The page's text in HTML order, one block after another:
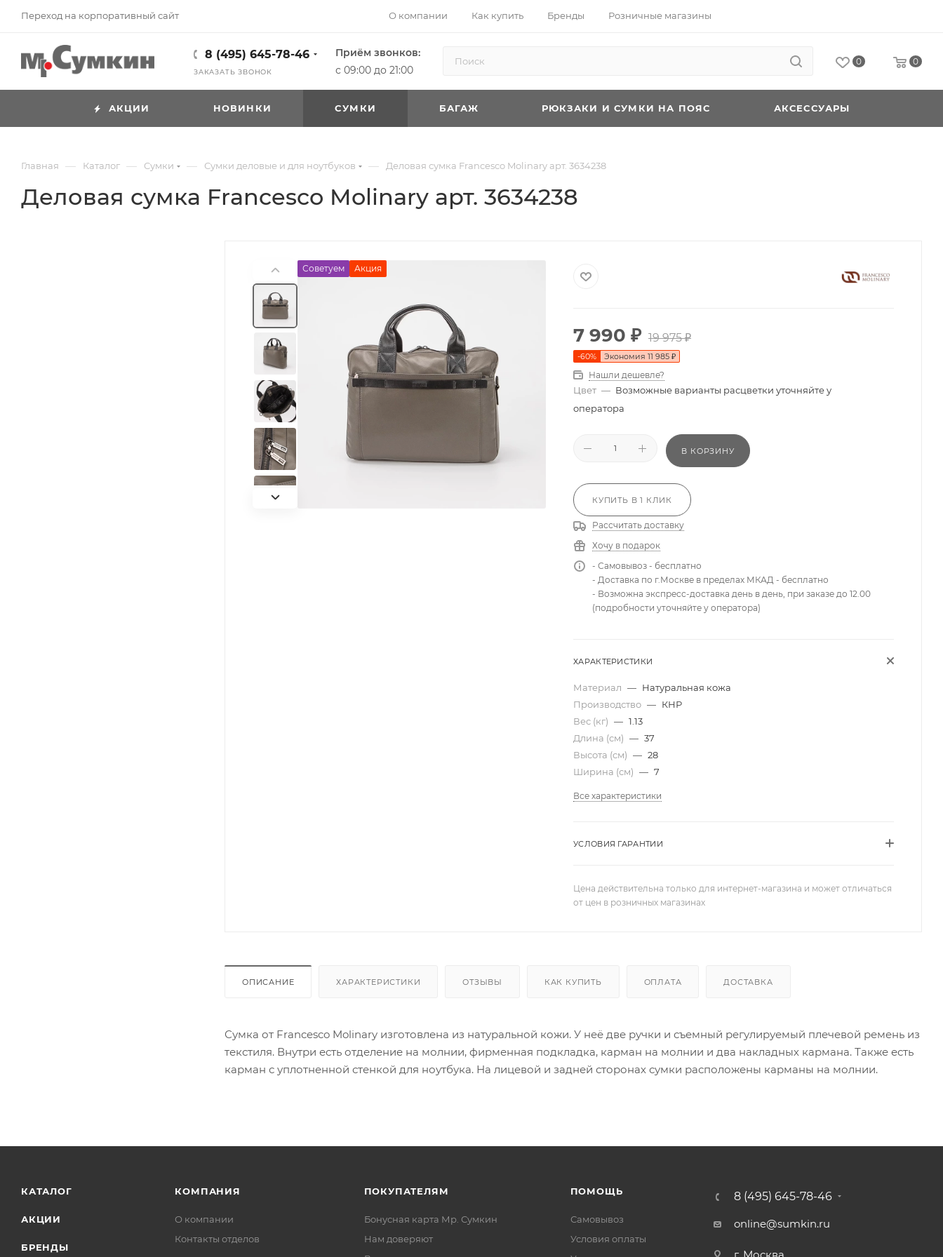
Переход на корпоративный сайт О компании Как купить Бренды Розничные магазины
8 (495) 645-78-46
ЗАКАЗАТЬ ЗВОНОК
Приём звонков:
с 09:00 до 21:00
0 0
АКЦИИ НОВИНКИ CУМКИ БАГАЖ РЮКЗАКИ И СУМКИ НА ПОЯС АКСЕССУАРЫ
Главная — Каталог — Cумки — Сумки деловые и для ноутбуков — Деловая сумка Francesco Molinary арт. 3634238
Деловая сумка Francesco Molinary арт. 3634238
Советуем Акция
7 990 ₽ 19 975₽
-60% Экономия 11 985 ₽
Нашли дешевле?
Цвет — Возможные варианты расцветки уточняйте у
оператора
В КОРЗИНУ
КУПИТЬ В 1 КЛИК
Рассчитать доставку
Хочу в подарок
- Самовывоз - бесплатно
- Доставка по г.Москве в пределах МКАД - бесплатно
- Возможна экспресс-доставка день в день, при заказе до 12.00
(подробности уточняйте у оператора)
ХАРАКТЕРИСТИКИ
Материал — Натуральная кожа
Производство — КНР
Вес (кг) — 1.13
Длина (см) — 37
Высота (см) — 28
Ширина (см) — 7
Все характеристики
УСЛОВИЯ ГАРАНТИИ
Цена действительна только для интернет-магазина и может отличаться
от цен в розничных магазинах
ОПИСАНИЕ ХАРАКТЕРИСТИКИ ОТЗЫВЫ КАК КУПИТЬ ОПЛАТА ДОСТАВКА
Сумка от Francesco Molinary изготовлена из натуральной кожи. У неё две ручки и съемный регулируемый плечевой ремень из
текстиля. Внутри есть отделение на молнии, фирменная подкладка, карман на молнии и два накладных кармана. Также есть
карман с уплотненной стенкой для ноутбука. На лицевой и задней сторонах сумки расположены карманы на молнии.
КАТАЛОГ
АКЦИИ
БРЕНДЫ
КОМПАНИЯ
О компании
Контакты отделов
ПОКУПАТЕЛЯМ
Бонусная карта Мр. Сумкин
Нам доверяют
ПОМОЩЬ
Самовывоз
Условия оплаты
8 (495) 645-78-46
online@sumkin.ru